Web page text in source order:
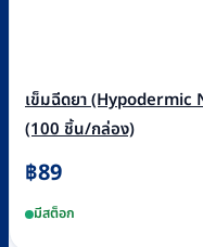
เข็มฉีดยา (Hypodermic
(100 ชิ้น/กล่อง)
฿89
มีสต็อก